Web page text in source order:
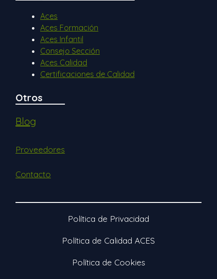
Aces
Aces Formación
Aces Infantil
Consejo Sección
Aces Calidad
Certificaciones de Calidad
Otros
Blog
Proveedores
Contacto
Política de Privacidad
Política de Calidad ACES
Política de Cookies